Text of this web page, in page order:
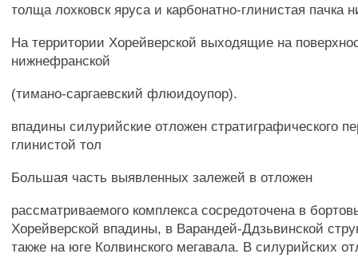
толща лохковск яруса и карбонатно-глинистая пачка
На территории Хорейверской выходящие на
нижнефранской
(тимано-саргаевский флюидоупор).
впадины силурийские отложен стратиграфического
глинистой тол
Большая часть выявленных залежей в отложен
рассматриваемого комплекса сосредоточена в
Хорейверской впадины, в Варандей-Ддзьвинской
также на юге Колвинского мегавала. В силурийских